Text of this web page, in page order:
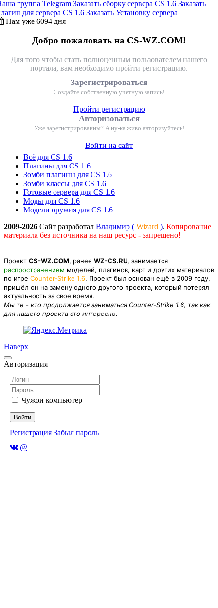
группа Telegram Заказать сборку сервера CS 1.6 Заказать
для сервера CS 1.6 Заказать Установку сервера
Нам уже 6094 дня
Добро пожаловать на CS-WZ.COM!
Для того чтобы стать полноценным пользователем нашего
портала, вам необходимо пройти регистрацию.
Зарегистрироваться
Создайте собственную учетную запись!
Пройти регистрацию
Авторизоваться
Уже зарегистрированны? А ну-ка живо авторизуйтесь!
Войти на сайт
Всё для CS 1.6
Плагины для CS 1.6
Зомби плагины для CS 1.6
Зомби классы для CS 1.6
Готовые сервера для CS 1.6
Моды для CS 1.6
Модели оружия для CS 1.6
2009-2026 Сайт разработал Владимир ( Wizard ). Копирование
материала без источника на наш ресурс - запрещено!
Проект CS-WZ.COM, ранее WZ-CS.RU, занимается
распространением моделей, плагинов, карт и других материалов
по игре Counter-Strike 1.6. Проект был основан ещё в 2009 году,
пришёл он на замену одного другого проекта, который потерял
актуальность за своё время.
Мы те - кто продолжается заниматься Counter-Strike 1.6, так как
для нашего проекта это интересно.
Наверх
Авторизация
Чужой компьютер
Войти
Регистрация Забыл пароль
@